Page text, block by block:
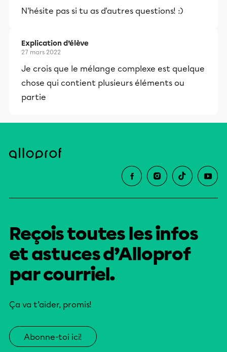
éducative.
N'hésite pas si tu as d'autres questions! :)
Explication d’élève
27 mars 2022
Je crois que le mélange complexe est quelque
chose qui contient plusieurs éléments ou
partie
Reçois toutes les infos
et astuces d’Alloprof
par courriel.
Ça va t’aider, promis!
Abonne-toi ici!